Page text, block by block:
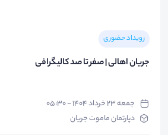
رویداد حضوری
جریان اهالی | صفر تا صد کالیگرافی
جمعه ۲۳ خرداد ۱۴۰۴ - ۰۵:۳۰
دپارتمان ماموت جریان